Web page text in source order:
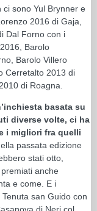
ci sono Yul Brynner e
2016 di Gaja,
Dal Forno con i
Barolo
Barolo Villero
Cerretalto 2013 di
di Roagna.
basata su
diverse volte, ci ha
i migliori fra quelli
passata edizione
stati otto,
anche
e come. E i
san Guido con
di Neri col